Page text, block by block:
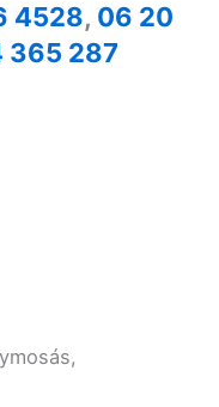
4528, 06 20
365 287